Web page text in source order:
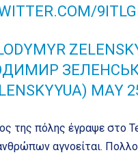
MAY
της πόλης έγραψε στο
αγνοείται.